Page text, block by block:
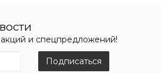
и спецпредложений!
Подписаться